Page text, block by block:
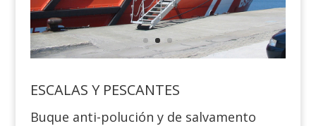
ESCALAS Y PESCANTES
Buque anti-polución y de salvamento